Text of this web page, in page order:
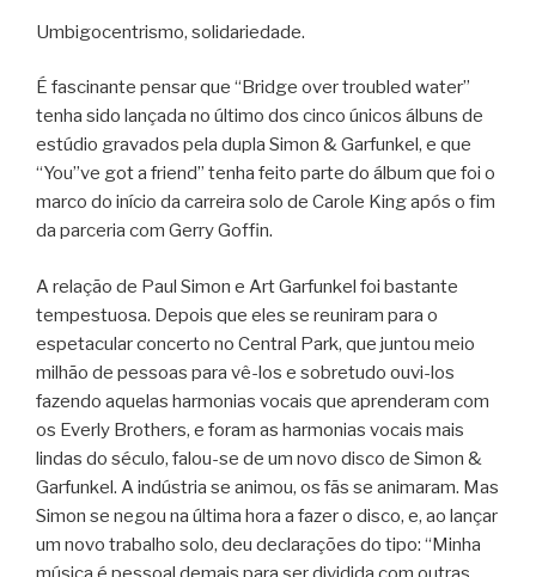
Umbigocentrismo, solidariedade.
É fascinante pensar que “Bridge over troubled water”
tenha sido lançada no último dos cinco únicos álbuns de
estúdio gravados pela dupla Simon & Garfunkel, e que
“You”ve got a friend” tenha feito parte do álbum que foi o
marco do início da carreira solo de Carole King após o fim
da parceria com Gerry Goffin.
A relação de Paul Simon e Art Garfunkel foi bastante
tempestuosa. Depois que eles se reuniram para o
espetacular concerto no Central Park, que juntou meio
milhão de pessoas para vê-los e sobretudo ouvi-los
fazendo aquelas harmonias vocais que aprenderam com
os Everly Brothers, e foram as harmonias vocais mais
lindas do século, falou-se de um novo disco de Simon &
Garfunkel. A indústria se animou, os fãs se animaram. Mas
Simon se negou na última hora a fazer o disco, e, ao lançar
um novo trabalho solo, deu declarações do tipo: “Minha